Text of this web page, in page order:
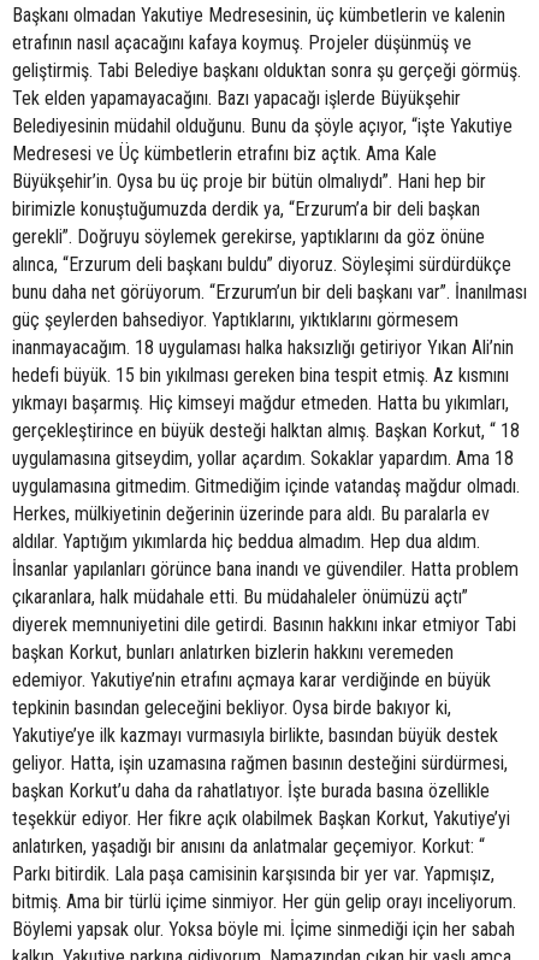
Başkanı olmadan Yakutiye Medresesinin, üç kümbetlerin ve kalenin
etrafının nasıl açacağını kafaya koymuş. Projeler düşünmüş ve
geliştirmiş. Tabi Belediye başkanı olduktan sonra şu gerçeği görmüş.
Tek elden yapamayacağını. Bazı yapacağı işlerde Büyükşehir
Belediyesinin müdahil olduğunu. Bunu da şöyle açıyor, “işte Yakutiye
Medresesi ve Üç kümbetlerin etrafını biz açtık. Ama Kale
Büyükşehir’in. Oysa bu üç proje bir bütün olmalıydı”. Hani hep bir
birimizle konuştuğumuzda derdik ya, “Erzurum’a bir deli başkan
gerekli”. Doğruyu söylemek gerekirse, yaptıklarını da göz önüne
alınca, “Erzurum deli başkanı buldu” diyoruz. Söyleşimi sürdürdükçe
bunu daha net görüyorum. “Erzurum’un bir deli başkanı var”. İnanılması
güç şeylerden bahsediyor. Yaptıklarını, yıktıklarını görmesem
inanmayacağım. 18 uygulaması halka haksızlığı getiriyor Yıkan Ali’nin
hedefi büyük. 15 bin yıkılması gereken bina tespit etmiş. Az kısmını
yıkmayı başarmış. Hiç kimseyi mağdur etmeden. Hatta bu yıkımları,
gerçekleştirince en büyük desteği halktan almış. Başkan Korkut, “ 18
uygulamasına gitseydim, yollar açardım. Sokaklar yapardım. Ama 18
uygulamasına gitmedim. Gitmediğim içinde vatandaş mağdur olmadı.
Herkes, mülkiyetinin değerinin üzerinde para aldı. Bu paralarla ev
aldılar. Yaptığım yıkımlarda hiç beddua almadım. Hep dua aldım.
İnsanlar yapılanları görünce bana inandı ve güvendiler. Hatta problem
çıkaranlara, halk müdahale etti. Bu müdahaleler önümüzü açtı”
diyerek memnuniyetini dile getirdi. Basının hakkını inkar etmiyor Tabi
başkan Korkut, bunları anlatırken bizlerin hakkını veremeden
edemiyor. Yakutiye’nin etrafını açmaya karar verdiğinde en büyük
tepkinin basından geleceğini bekliyor. Oysa birde bakıyor ki,
Yakutiye’ye ilk kazmayı vurmasıyla birlikte, basından büyük destek
geliyor. Hatta, işin uzamasına rağmen basının desteğini sürdürmesi,
başkan Korkut’u daha da rahatlatıyor. İşte burada basına özellikle
teşekkür ediyor. Her fikre açık olabilmek Başkan Korkut, Yakutiye’yi
anlatırken, yaşadığı bir anısını da anlatmalar geçemiyor. Korkut: “
Parkı bitirdik. Lala paşa camisinin karşısında bir yer var. Yapmışız,
bitmiş. Ama bir türlü içime sinmiyor. Her gün gelip orayı inceliyorum.
Böylemi yapsak olur. Yoksa böyle mi. İçime sinmediği için her sabah